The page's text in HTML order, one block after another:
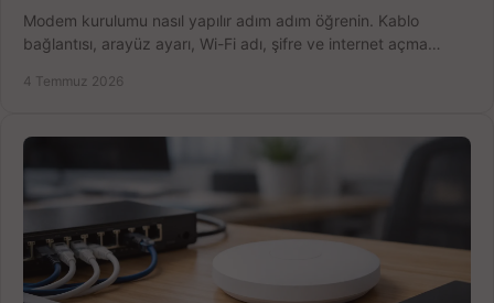
Modem kurulumu nasıl yapılır adım adım öğrenin. Kablo
bağlantısı, arayüz ayarı, Wi-Fi adı, şifre ve internet açma
4 Temmuz 2026